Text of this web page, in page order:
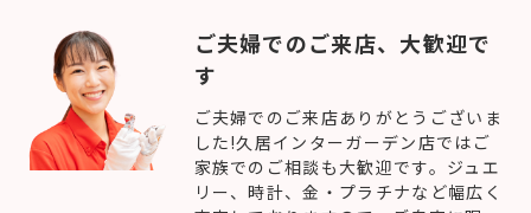
ご夫婦でのご来店、大歓迎で
す
ご夫婦でのご来店ありがとうございま
した!久居インターガーデン店ではご
家族でのご相談も大歓迎です。ジュエ
リー、時計、金・プラチナなど幅広く